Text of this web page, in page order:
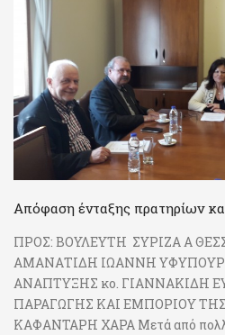
Απόφαση ένταξης πρατηρίων
ΠΡΟΣ: ΒΟΥΛΕΥΤΗ ΣΥΡΙΖΑ Α
ΑΜΑΝΑΤΙΔΗ ΙΩΑΝΝΗ
ΑΝΑΠΤΥΞΗΣ κο. ΓΙΑΝΝΑΚΙΔΗ
ΠΑΡΑΓΩΓΗΣ ΚΑΙ ΕΜΠΟΡΙΟΥ
ΚΑΦΑΝΤΑΡΗ ΧΑΡΑ Μετά από